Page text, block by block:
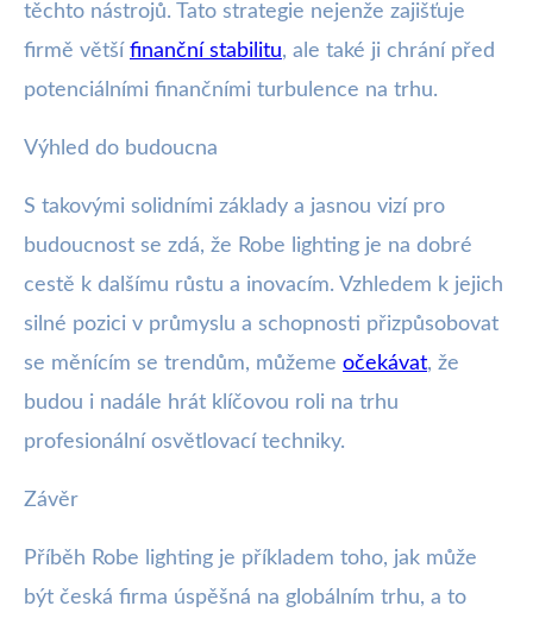
těchto nástrojů. Tato strategie nejenže zajišťuje
firmě větší finanční stabilitu, ale také ji chrání před
potenciálními finančními turbulence na trhu.
Výhled do budoucna
S takovými solidními základy a jasnou vizí pro
budoucnost se zdá, že Robe lighting je na dobré
cestě k dalšímu růstu a inovacím. Vzhledem k jejich
silné pozici v průmyslu a schopnosti přizpůsobovat
se měnícím se trendům, můžeme očekávat, že
budou i nadále hrát klíčovou roli na trhu
profesionální osvětlovací techniky.
Závěr
Příběh Robe lighting je příkladem toho, jak může
být česká firma úspěšná na globálním trhu, a to